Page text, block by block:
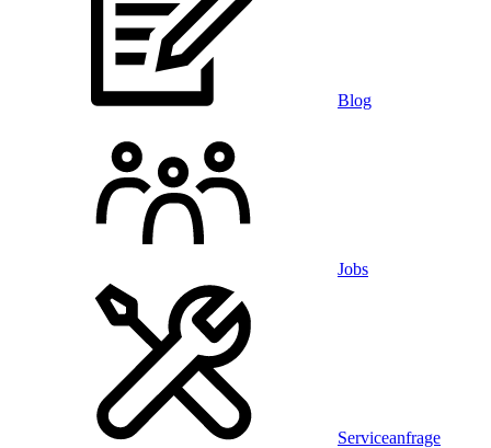
Blog
Jobs
Serviceanfrage